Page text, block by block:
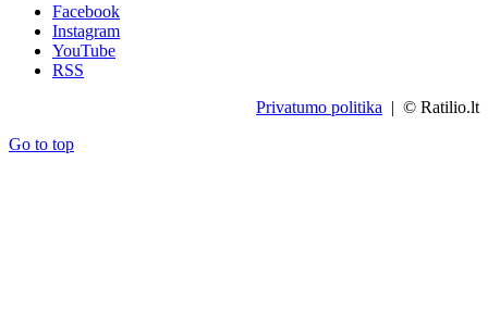
Facebook
Instagram
YouTube
RSS
Privatumo politika | © Ratilio.lt
Go to top